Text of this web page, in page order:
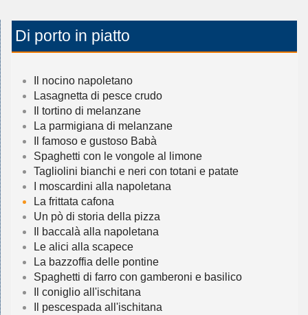
Di porto in piatto
Il nocino napoletano
Lasagnetta di pesce crudo
Il tortino di melanzane
La parmigiana di melanzane
Il famoso e gustoso Babà
Spaghetti con le vongole al limone
Tagliolini bianchi e neri con totani e patate
I moscardini alla napoletana
La frittata cafona
Un pò di storia della pizza
Il baccalà alla napoletana
Le alici alla scapece
La bazzoffia delle pontine
Spaghetti di farro con gamberoni e basilico
Il coniglio all'ischitana
Il pescespada all'ischitana